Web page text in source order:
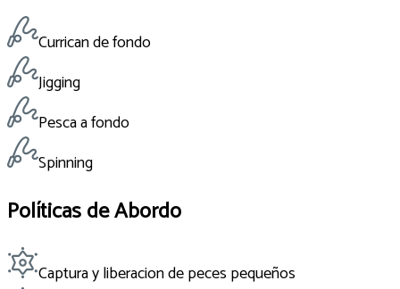
Currican de fondo
Jigging
Pesca a fondo
Spinning
Políticas de Abordo
Captura y liberacion de peces pequeños